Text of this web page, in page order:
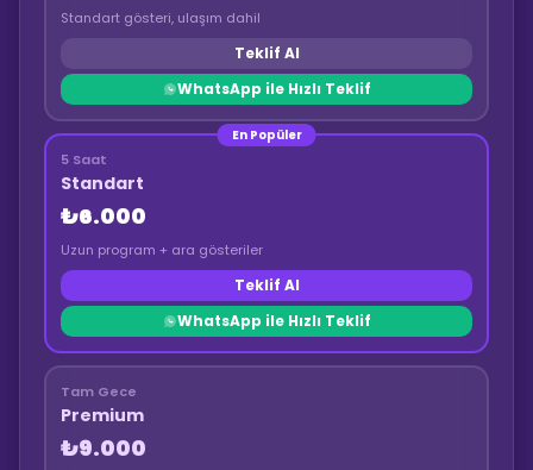
Standart gösteri, ulaşım dahil
Teklif Al
WhatsApp ile Hızlı Teklif
En Popüler
5 Saat
Standart
₺6.000
Uzun program + ara gösteriler
Teklif Al
WhatsApp ile Hızlı Teklif
Tam Gece
Premium
₺9.000